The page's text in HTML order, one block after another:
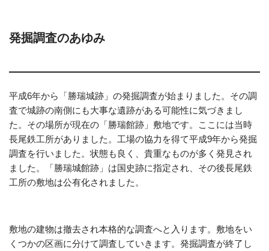
発掘調査のあゆみ
平成6年から「勝瑞城跡」の発掘調査が始まりました。その調
査で城跡の南側にも大事な遺跡がある可能性に気づきまし
た。その場所が現在の「勝瑞館跡」敷地です。ここには当時
長尾鉄工所がありました。工場の協力を得て平成9年から発掘
調査を行いました。状態も良く、貴重なものが多く発見され
ました。「勝瑞城館跡」は国史跡に指定され、その後長尾鉄
工所の敷地は公有化されました。
敷地の建物は撤去され本格的な調査へと入ります。敷地をい
くつかの区画に分けて調査していきます。発掘調査が終了し